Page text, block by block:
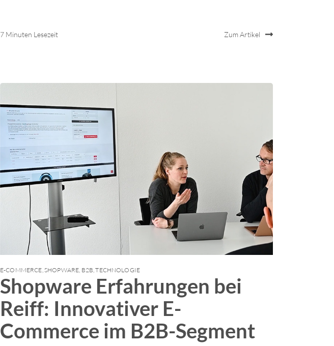
7 Minuten Lesezeit Zum Artikel
E-COMMERCE,SHOPWARE, B2B,TECHNOLOGIE
Shopware Erfahrungen bei
Reiff: Innovativer E-
Commerce im B2B-Segment